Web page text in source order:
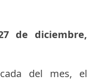
de diciembre,
del mes, el